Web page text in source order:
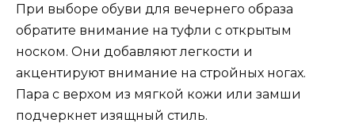
При выборе обуви для вечернего образа
обратите внимание на туфли с открытым
носком. Они добавляют легкости и
акцентируют внимание на стройных ногах.
Пара с верхом из мягкой кожи или замши
подчеркнет изящный стиль.